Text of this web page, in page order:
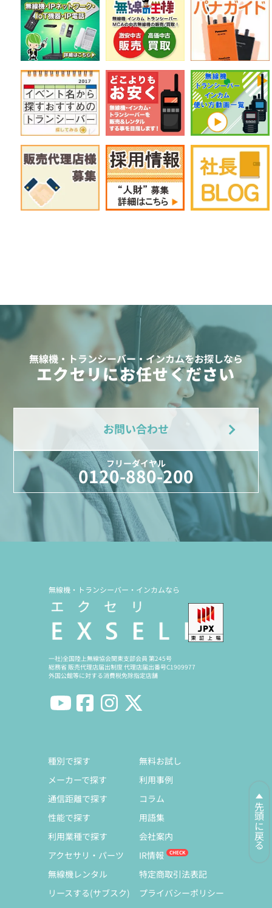
無線機・トランシーバー・インカムをお探しなら
エクセリにお任せください
お問い合わせ
フリーダイヤル
0120-880-200
先頭に戻る
無線機・トランシーバー・インカムなら
一社)全国陸上無線協会関東支部会員 第245号
総務省 販売代理店届出制度 代理店届出番号C1909977
外国公館等に対する消費税免除指定店舗
種別で探す
メーカーで探す
通信距離で探す
性能で探す
利用業種で探す
アクセサリ・パーツ
無線機レンタル
リースする(サブスク)
無料お試し
利用事例
コラム
用語集
会社案内
IR情報
特定商取引法表記
プライバシーポリシー